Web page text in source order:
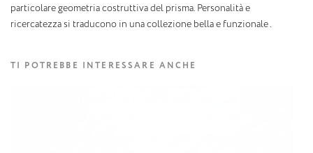
particolare geometria costruttiva del prisma. Personalità e
ricercatezza si traducono in una collezione bella e funzionale .
TI POTREBBE INTERESSARE ANCHE